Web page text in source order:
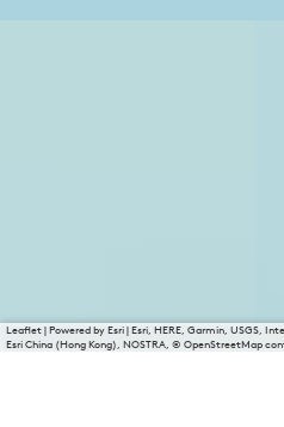
Leaflet|Powered by Esri | Esri, HERE, Garmin, USGS,
Esri China (Hong Kong), NOSTRA, © OpenStreetMap